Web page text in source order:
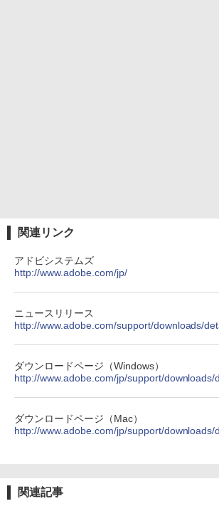
関連リンク
アドビシステムズ
http://www.adobe.com/jp/
ニュースリリース
http://www.adobe.com/support/downloads/
ダウンロードページ（Windows）
http://www.adobe.com/jp/support/downloads/
ダウンロードページ（Mac）
http://www.adobe.com/jp/support/downloads/
関連記事